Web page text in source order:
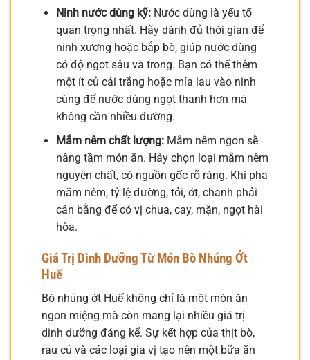
Ninh nước dùng kỹ:Nước dùng là yếu tố
quan trọng nhất. Hãy dành đủ thời gian để
ninh xương hoặc bắp bò, giúp nước dùng
có độ ngọt sâu và trong. Bạn có thể thêm
một ít củ cải trắng hoặc mía lau vào ninh
cùng để nước dùng ngọt thanh hơn mà
không cần nhiều đường.
Mắm nêm chất lượng:Mắm nêm ngon sẽ
nâng tầm món ăn. Hãy chọn loại mắm nêm
nguyên chất, có nguồn gốc rõ ràng. Khi pha
mắm nêm, tỷ lệ đường, tỏi, ớt, chanh phải
cân bằng để có vị chua, cay, mặn, ngọt hài
hòa.
Giá Trị Dinh Dưỡng Từ Món Bò Nhúng Ớt
Huế
Bò nhúng ớt Huế không chỉ là một món ăn
ngon miệng mà còn mang lại nhiều giá trị
dinh dưỡng đáng kể. Sự kết hợp của thịt bò,
rau củ và các loại gia vị tạo nên một bữa ăn